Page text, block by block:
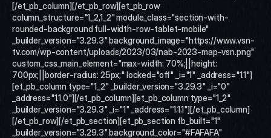
[/et_pb_column][/et_pb_row][et_pb_row
column_structure="1_2,1_2" module_class="section-with-
rounded-background full-width-row-tablet-mobile"
_builder_version="3.29.3" background_image="https://www.vsn-
tv.com/wp-content/uploads/2023/03/nab-2023-map-vsn.png"
custom_css_main_element="max-width: 70%;||height:
700px;||border-radius: 25px;" locked="off" _i="1" _address="1.1"]
[et_pb_column type="1_2" _builder_version="3.29.3" _i="0"
_address="1.1.0"][/et_pb_column][et_pb_column type="1_2"
_builder_version="3.29.3" _i="1" _address="1.1.1"][/et_pb_column]
[/et_pb_row][/et_pb_section][et_pb_section fb_built="1"
_builder_version="3.29.3" background_color="#FAFAFA"